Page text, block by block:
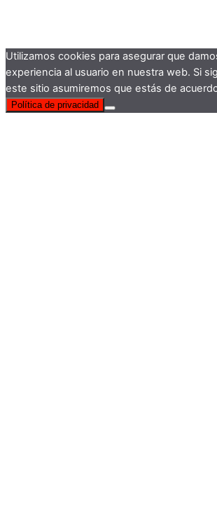
Utilizamos cookies para asegurar que
experiencia al usuario en nuestra web. Si
este sitio asumiremos que estás de
Política de privacidad